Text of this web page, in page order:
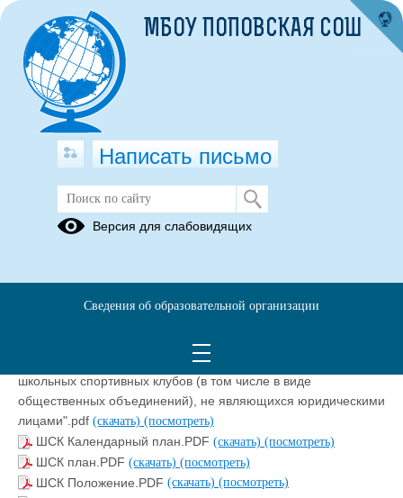
Спортивный клуб "Юниор"
Приказ Министерства Просвещения РФ от 23.03.2020 №
117 "Об утверждении Порядка осуществления деятельности
школьных спортивных клубов (в том числе в виде
общественных объединений), не являющихся юридическими
лицами".pdf (скачать) (посмотреть)
ШСК Календарный план.PDF (скачать) (посмотреть)
ШСК план.PDF (скачать) (посмотреть)
ШСК Положение.PDF (скачать) (посмотреть)
МБОУ ПОПОВСКАЯ СОШ
Написать письмо
Версия для слабовидящих
Сведения об образовательной организации